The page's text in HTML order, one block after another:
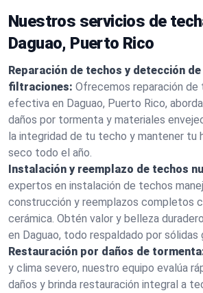
Nuestros servicios de
Daguao, Puerto Rico
Reparación de techos y detección de
filtraciones: Ofrecemos reparación de
efectiva en Daguao, Puerto Rico,
daños por tormenta y materiales
la integridad de tu techo y mantener tu
seco todo el año.
Instalación y reemplazo de techos
expertos en instalación de techos
construcción y reemplazos completos
cerámica. Obtén valor y belleza
en Daguao, todo respaldado por sólidas
Restauración por daños de
y clima severo, nuestro equipo evalúa
daños y brinda restauración integral a